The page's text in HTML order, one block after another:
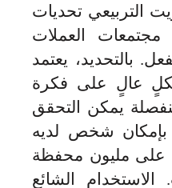
التربيعي تحديات
مجتمعات العملات
بالتحديد، يعتمد
عالٍ على فكرة
يمكن التحقق
بإمكان شخص لديه
على مليون محفظة
الشائع